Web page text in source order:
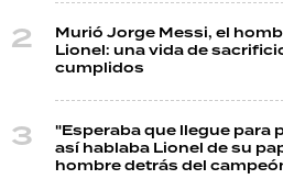
Murió Jorge Messi, el
Lionel: una vida de
cumplidos
"Esperaba que llegue para
así hablaba Lionel de su
hombre detrás del